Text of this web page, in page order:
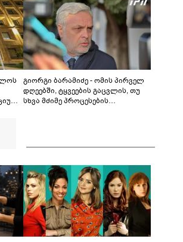
ერთი გოგონა, ვისაც გიგა
ავიწროებდა - თუ გამოჩნდება 10
ოფიციალურად, სახალხოდ
- ეკა კუპატაძე განცხადებას
სახლში დაყენებული მომსასმენი
ჩანაწერში, სადაც ნია იმნაძე
გიორგი ბარამიძე - ომის პირველ
დღეებში, ტყვეების გაცვლის, თუ
სხვა მძიმე პროცესების
ვიცი